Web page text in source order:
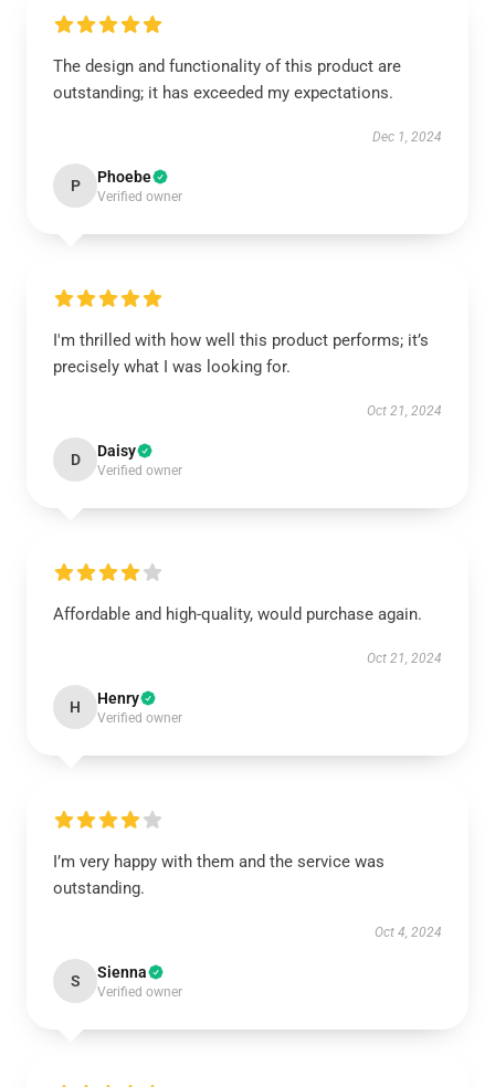
The design and functionality of this product are
outstanding; it has exceeded my expectations.
Dec 1, 2024
P Phoebe
Verified owner
I'm thrilled with how well this product performs; it’s
precisely what I was looking for.
Oct 21, 2024
D Daisy
Verified owner
Affordable and high-quality, would purchase again.
Oct 21, 2024
H Henry
Verified owner
I’m very happy with them and the service was
outstanding.
Oct 4, 2024
S Sienna
Verified owner